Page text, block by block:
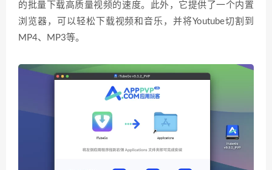
的批量下载高质量视频的速度。此外，它提供了一个内置
浏览器，可以轻松下载视频和音乐，并将Youtube切割到
MP4、MP3等。